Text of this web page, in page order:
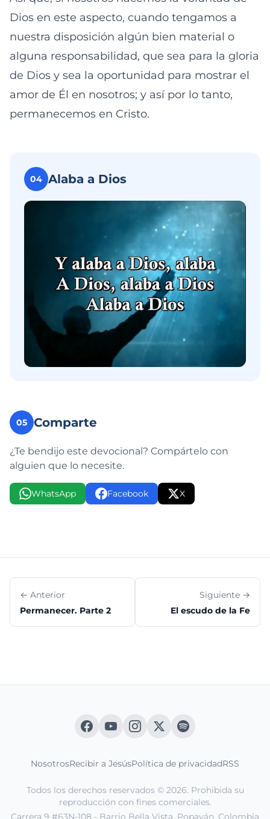
Dios en este aspecto, cuando tengamos a
nuestra disposición algún bien material o
alguna responsabilidad, que sea para la gloria
de Dios y sea la oportunidad para mostrar el
amor de Él en nosotros; y así por lo tanto,
permanecemos en Cristo.
04 Alaba a Dios
05 Comparte
¿Te bendijo este devocional? Compártelo con
alguien que lo necesite.
WhatsApp Facebook X
← Anterior
Permanecer. Parte 2
Siguiente →
El escudo de la Fe
NosotrosRecibir a JesúsPolítica de privacidadRSS
Todos los derechos reservados © 2026. Prohibida su
reproducción con fines comerciales.
Carrera 9 #63N-108 - Barrio Bella Vista. Popayán, Colombia